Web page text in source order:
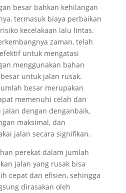
besar bahkan kehilangan
termasuk biaya perbaikan
kecelakaan lalu lintas.
zaman, telah
untuk mengatasi
menggunakan bahan
untuk jalan rusak.
besar merupakan
memenuhi celah dan
dengan denganbaik,
maksimal, dan
jalan secara signifikan.
perekat dalam jumlah
jalan yang rusak bisa
cepat dan efisien, sehingga
dirasakan oleh